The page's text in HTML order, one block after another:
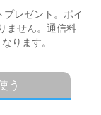
レゼント。 ポイ
ません。 通信料
ります。
う